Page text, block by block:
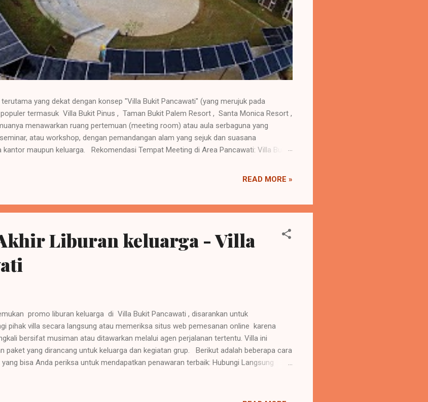
yang dekat dengan konsep "Villa Bukit Pancawati" (yang merujuk pada
termasuk Villa Bukit Pinus , Taman Bukit Palem Resort , Santa Monica Resort ,
menawarkan ruang pertemuan (meeting room) atau aula serbaguna yang
atau workshop, dengan pemandangan alam yang sejuk dan suasana
kantor maupun keluarga. Rekomendasi Tempat Meeting di Area Pancawati: Villa Bukit
, Taman Bukit Palem, dan Santa Monica Resort. Fasilitas : Menyediakan auditorium
training, atau acara hiburan malam. Taman Bukit Palem Resort : Kelebihan :
READ MORE »
Liburan keluarga - Villa
promo liburan keluarga di Villa Bukit Pancawati , disarankan untuk
pihak villa secara langsung atau memeriksa situs web pemesanan online karena
bersifat musiman atau ditawarkan melalui agen perjalanan tertentu. Villa ini
paket yang dirancang untuk keluarga dan kegiatan grup. Berikut adalah beberapa cara
bisa Anda periksa untuk mendapatkan penawaran terbaik: Hubungi Langsung
. Mereka seringkali memiliki penawaran khusus untuk pemesanan